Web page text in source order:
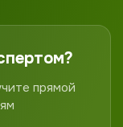
прямой